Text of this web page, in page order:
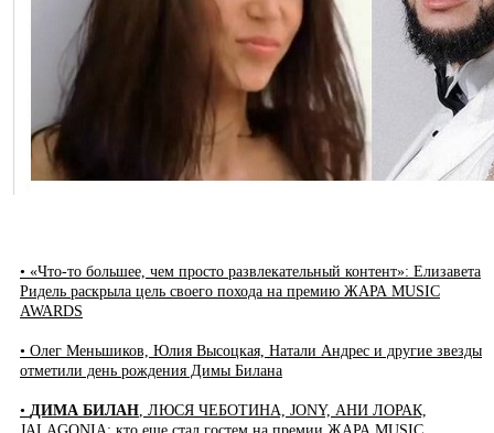
• «Что-то большее, чем просто развлекательный контент»: Елизавета
Ридель раскрыла цель своего похода на премию ЖАРА MUSIC
AWARDS
• Олег Меньшиков, Юлия Высоцкая, Натали Андрес и другие звезды
отметили день рождения Димы Билана
• ДИМА БИЛАН , ЛЮСЯ ЧЕБОТИНА, JONY, АНИ ЛОРАК,